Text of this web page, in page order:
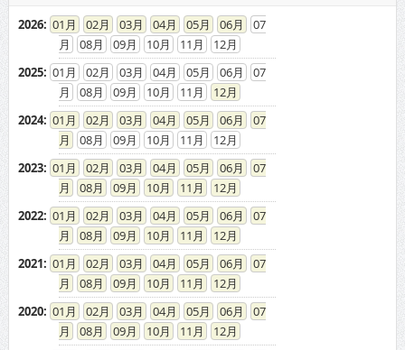
2026: 01 02 03 04 05 06
07
08
09 10 11
12
2025: 01 02 03 04 05 06
07
08
09 10 11
12
2024: 01 02 03 04 05 06
07
08
09 10 11
12
2023: 01 02 03 04 05 06
07
08
09 10 11
12
2022: 01 02 03 04 05 06
07
08
09 10 11
12
2021: 01 02 03 04 05 06
07
08
09 10 11
12
2020: 01 02 03 04 05 06
07
08
09 10 11
12